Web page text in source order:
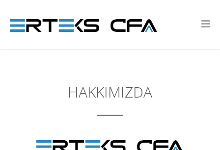
HAKKIMIZDA